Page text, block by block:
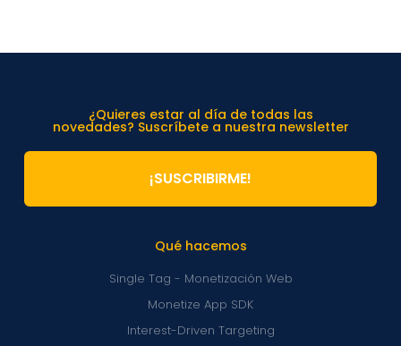
Qué hacemos
Single Tag - Monetización Web
Monetize App SDK
Interest-Driven Targeting
¿Quieres estar al día de todas las
novedades? Suscríbete a nuestra newsletter
¡SUSCRIBIRME!